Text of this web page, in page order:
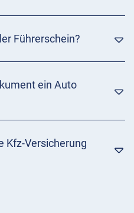
Führerschein?
ein Auto
Kfz-Versicherung